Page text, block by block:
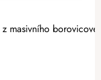
masivního